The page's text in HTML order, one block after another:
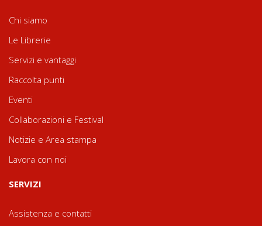
Chi siamo
Le Librerie
Servizi e vantaggi
Raccolta punti
Eventi
Collaborazioni e Festival
Notizie e Area stampa
Lavora con noi
SERVIZI
Assistenza e contatti